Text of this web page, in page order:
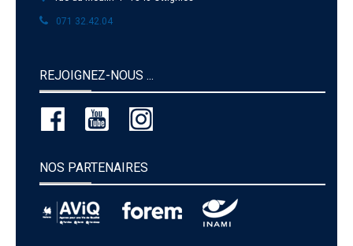
071 32.42.04
REJOIGNEZ-NOUS ...
NOS PARTENAIRES